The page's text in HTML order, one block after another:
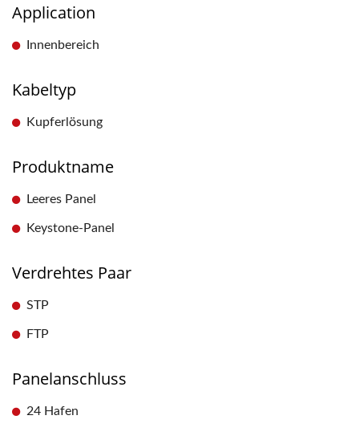
Application
Innenbereich
Kabeltyp
Kupferlösung
Produktname
Leeres Panel
Keystone-Panel
Verdrehtes Paar
STP
FTP
Panelanschluss
24 Hafen